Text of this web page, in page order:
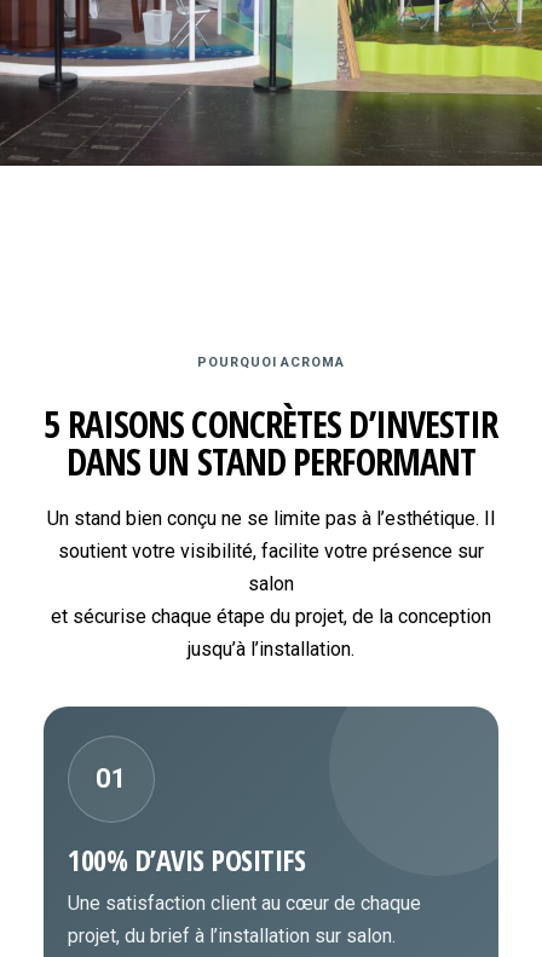
POURQUOI ACROMA
5 RAISONS CONCRÈTES D’INVESTIR
DANS UN STAND PERFORMANT
Un stand bien conçu ne se limite pas à l’esthétique. Il
soutient votre visibilité, facilite votre présence sur
salon
et sécurise chaque étape du projet, de la conception
jusqu’à l’installation.
01
100% D’AVIS POSITIFS
Une satisfaction client au cœur de chaque
projet, du brief à l’installation sur salon.